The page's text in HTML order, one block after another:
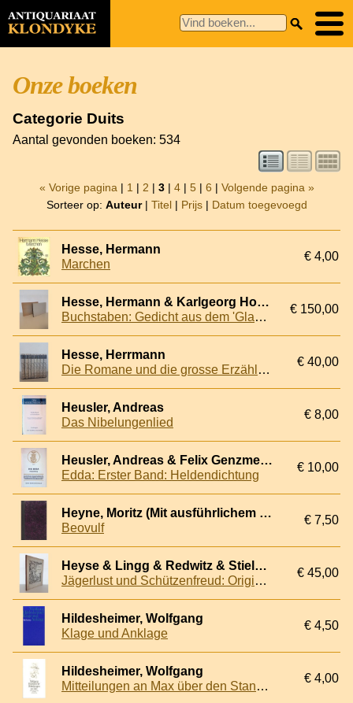
Onze boeken
Categorie Duits
Aantal gevonden boeken: 534
« Vorige pagina | 1 | 2 | 3| 4| 5 | 6 | Volgende pagina »
Sorteer op: Auteur| Titel| Prijs| Datum toegevoegd
Hesse, Hermann
Marchen
€ 4,00
Hesse, Hermann & Karlgeorg Hoefer (illustrations)
Buchstaben: Gedicht aus dem 'Glasperlenspiel'
€ 150,00
Hesse, Herrmann
Die Romane und die grosse Erzählungen (8 volumes in box)
€ 40,00
Heusler, Andreas
Das Nibelungenlied
€ 8,00
Heusler, Andreas & Felix Genzmer (translation)
Edda: Erster Band: Heldendichtung
€ 10,00
Heyne, Moritz (Mit ausführlichem Glossar herausgegeben von)
Beovulf
€ 7,50
Heyse & Lingg & Redwitz & Stieler - and others
Jägerlust und Schützenfreud: Originalzeichnungen von Adam, Defregger, Grützner, Kaulbach, Otto u. Rudolf Seitz, Alex u. Ferd. Wagner, Zügel u.s.w. sowie literarischen Beiträgen von Heyse, Lingg, Redwitz, Stieler u.s.w.
€ 45,00
Hildesheimer, Wolfgang
Klage und Anklage
€ 4,50
Hildesheimer, Wolfgang
Mitteilungen an Max über den Stand der Dinge und anderes
€ 4,00